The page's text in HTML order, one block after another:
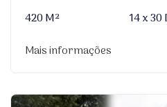
420 M²
14 x 30
Mais informações